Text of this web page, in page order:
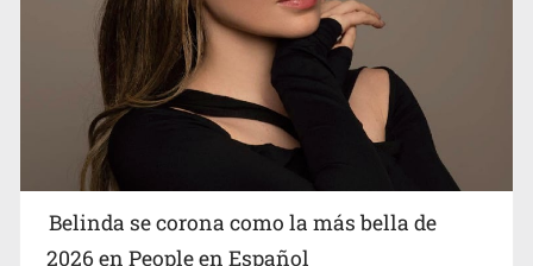
Ciclosporiasis no representa un riesgo epidemiológico
masivo
Belinda se corona como la más bella de
2026 en People en Español